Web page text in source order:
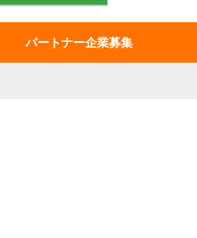
パートナー企業募集